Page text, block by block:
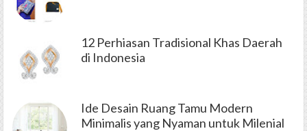
12 Perhiasan Tradisional Khas Daerah
di Indonesia
Ide Desain Ruang Tamu Modern
Minimalis yang Nyaman untuk Milenial